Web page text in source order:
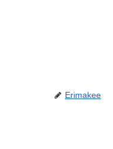
Erimakee